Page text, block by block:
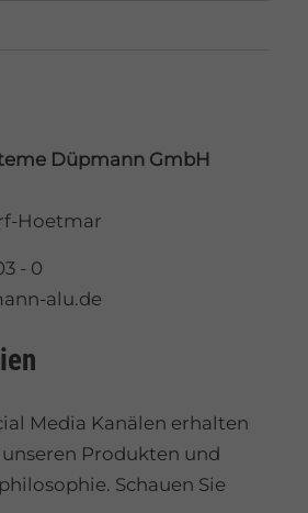
Düpmann GmbH
Hoetmar
- 0
alu.de
Media Kanälen erhalten
Produkten und
Schauen Sie